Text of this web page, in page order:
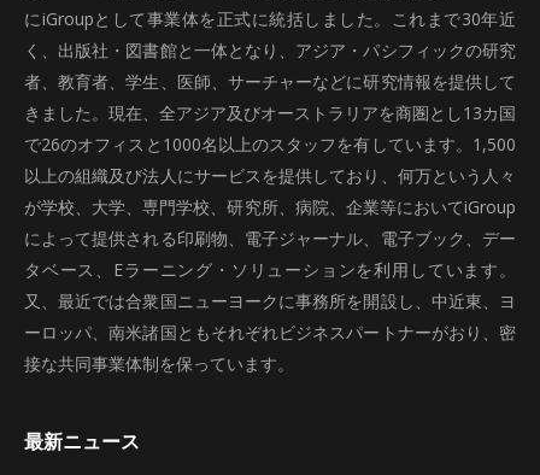
にiGroupとして事業体を正式に統括しました。これまで30年近
く、出版社・図書館と一体となり、アジア・パシフィックの研究
者、教育者、学生、医師、サーチャーなどに研究情報を提供して
きました。現在、全アジア及びオーストラリアを商圏とし13カ国
で26のオフィスと1000名以上のスタッフを有しています。1,500
以上の組織及び法人にサービスを提供しており、何万という人々
が学校、大学、専門学校、研究所、病院、企業等においてiGroup
によって提供される印刷物、電子ジャーナル、電子ブック、デー
タベース、Eラーニング・ソリューションを利用しています。
又、最近では合衆国ニューヨークに事務所を開設し、中近東、ヨ
ーロッパ、南米諸国ともそれぞれビジネスパートナーがおり、密
接な共同事業体制を保っています。
最新ニュース